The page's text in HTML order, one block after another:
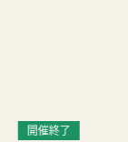
開催終了